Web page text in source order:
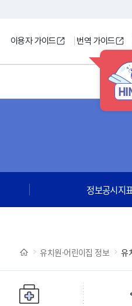
이용자 가이드 번역 가이드
정보공시지
유치원·어린이집 정보 유